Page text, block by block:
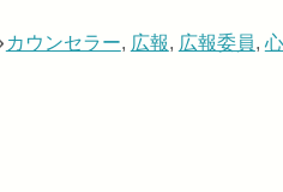
カウンセラー, 広報, 広報委員,